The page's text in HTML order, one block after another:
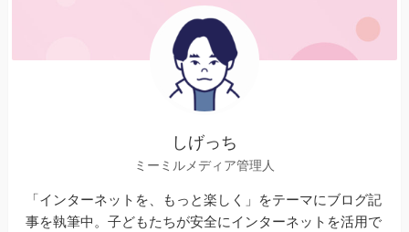
しげっち
ミーミルメディア管理人
「インターネットを、もっと楽しく」をテーマにブログ記
事を執筆中。子どもたちが安全にインターネットを活用で